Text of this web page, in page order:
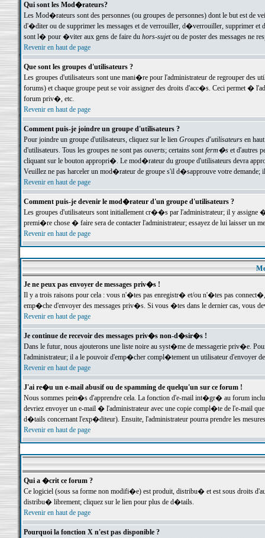
Qui sont les Mod�rateurs?
Les Mod�rateurs sont des personnes (ou groupes de personnes) dont le but est de
d'�diter ou de supprimer les messages et de verrouiller, d�verrouiller, supprimer
sont l� pour �viter aux gens de faire du hors-sujetou de poster des messages ne
Revenir en haut de page
Que sont les groupes d'utilisateurs ?
Les groupes d'utilisateurs sont une mani�re pour l'administrateur de regrouper des
forums) et chaque groupe peut se voir assigner des droits d'acc�s. Ceci permet
forum priv�, etc.
Revenir en haut de page
Comment puis-je joindre un groupe d'utilisateurs ?
Pour joindre un groupe d'utilisateurs, cliquez sur le lien Groupes d'utilisateursen haut
d'utilisateurs. Tous les groupes ne sont pas ouverts; certains sontferm�set d'autres
cliquant sur le bouton appropri�. Le mod�rateur du groupe d'utilisateurs devra
Veuillez ne pas harceler un mod�rateur de groupe s'il d�sapprouve votre demande;
Revenir en haut de page
Comment puis-je devenir le mod�rateur d'un groupe d'utilisateurs ?
Les groupes d'utilisateurs sont initiallement cr��s par l'administrateur; il y
premi�re chose � faire sera de contacter l'administrateur; essayez de lui laisser un
Revenir en haut de page
Je ne peux pas envoyer de messages priv�s !
Il y a trois raisons pour cela : vous n'�tes pas enregistr� et/ou n'�tes pas
emp�che d'envoyer des messages priv�s. Si vous �tes dans le dernier cas, vous
Revenir en haut de page
Je continue de recevoir des messages priv�s non-d�sir�s !
Dans le futur, nous ajouterons une liste noire au syst�me de messagerie priv�e.
l'administrateur; il a le pouvoir d'emp�cher compl�tement un utilisateur d'envoyer
Revenir en haut de page
J'ai re�u un e-mail abusif ou de spamming de quelqu'un sur ce forum !
Nous sommes pein�s d'apprendre cela. La fonction d'e-mail int�gr� au forum inclut
devriez envoyer un e-mail � l'administrateur avec une copie compl�te de l'e-mail
d�tails concernant l'exp�diteur). Ensuite, l'administrateur pourra prendre les
Revenir en haut de page
Qui a �crit ce forum ?
Ce logiciel (sous sa forme non modifi�e) est produit, distribu� et est sous droits
distribu� librement; cliquez sur le lien pour plus de d�tails.
Revenir en haut de page
Pourquoi la fonction X n'est pas disponible ?